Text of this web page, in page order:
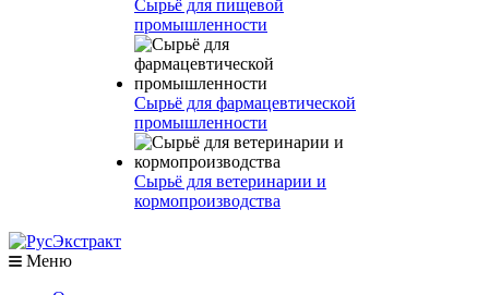
Сырьё для пищевой
промышленности
Сырьё для фармацевтической
промышленности
Сырьё для ветеринарии и
кормопроизводства
Меню